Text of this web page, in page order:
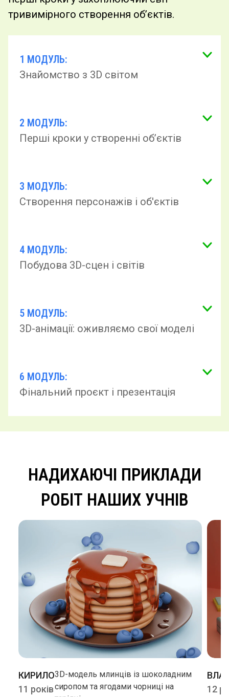
тривимірного створення об’єктів.
1 МОДУЛЬ:
Знайомство з 3D світом
2 МОДУЛЬ:
Перші кроки у створенні об’єктів
3 МОДУЛЬ:
Створення персонажів і об'єктів
4 МОДУЛЬ:
Побудова 3D-сцен і світів
5 МОДУЛЬ:
3D-анімації: оживляємо свої моделі
6 МОДУЛЬ:
Фінальний проєкт і презентація
НАДИХАЮЧІ ПРИКЛАДИ
РОБІТ НАШИХ УЧНІВ
КИРИЛО
11 років
3D-модель млинців із шоколадним
сиропом та ягодами чорниці на
12